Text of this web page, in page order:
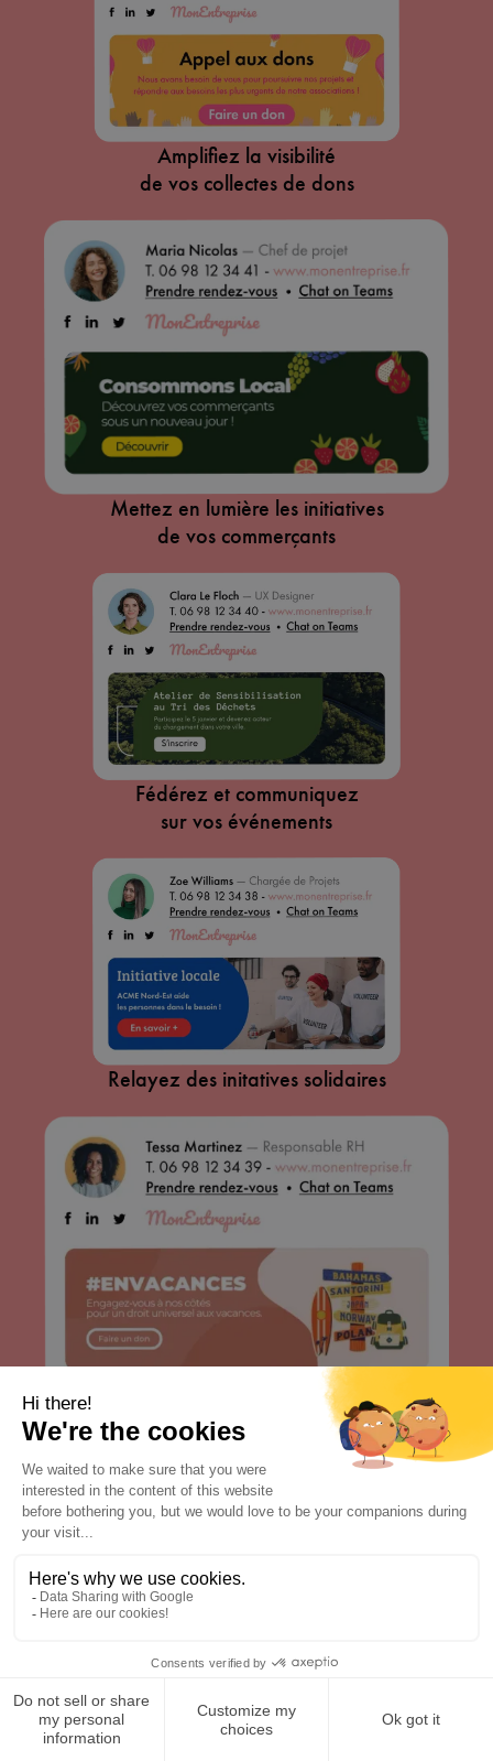
Amplifiez la visibilité
de vos collectes de dons
Mettez en lumière les initiatives
de vos commerçants
Fédérez et communiquez
sur vos événements
Relayez des initatives solidaires
Engagez les citoyens
Incitez au changement